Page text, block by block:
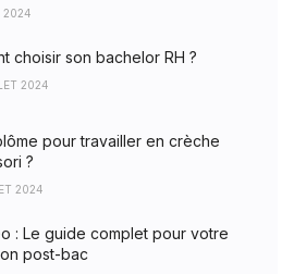
2024
choisir son bachelor RH ?
2024
pour travailler en crèche
?
2024
: Le guide complet pour votre
post-bac